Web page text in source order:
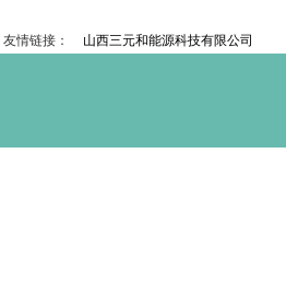
友情链接： 山西三元和能源科技有限公司